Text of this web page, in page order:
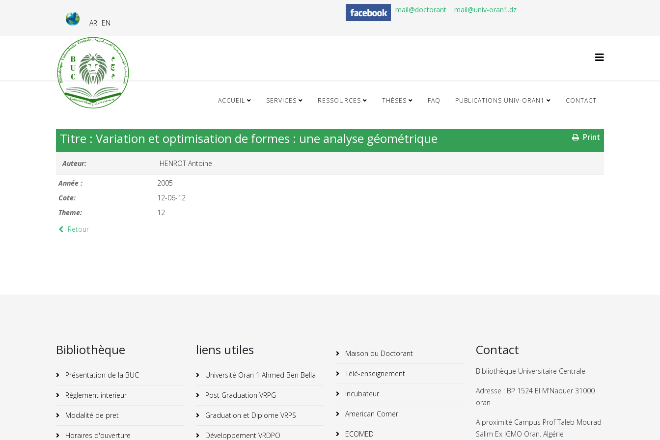
AR EN
mail@doctorant mail@univ-oran1.dz
ACCUEIL SERVICES RESSOURCES THÈSES FAQ PUBLICATIONS UNIV-ORAN1 CONTACT
Print
Titre : Variation et optimisation de formes : une analyse géométrique
Auteur: HENROT Antoine
Année :
2005
Cote:
12-06-12
Theme:
12
Retour
Bibliothèque
Présentation de la BUC
Réglement interieur
Modalité de pret
Horaires d'ouverture
liens utiles
Université Oran 1 Ahmed Ben Bella
Post Graduation VRPG
Graduation et Diplome VRPS
Développement VRDPO
Maison du Doctorant
Télé-enseignement
Incubateur
American Corner
ECOMED
Contact
Bibliothèque Universitaire Centrale
Adresse : BP 1524 El M'Naouer 31000
oran
A proximité Campus Prof Taleb Mourad
Salim Ex IGMO Oran. Algérie